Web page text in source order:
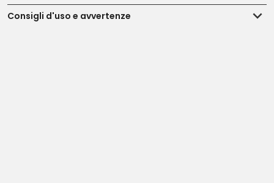
Consigli d'uso e avvertenze